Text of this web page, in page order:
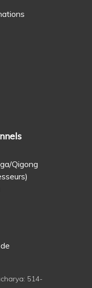
Qigong
514-